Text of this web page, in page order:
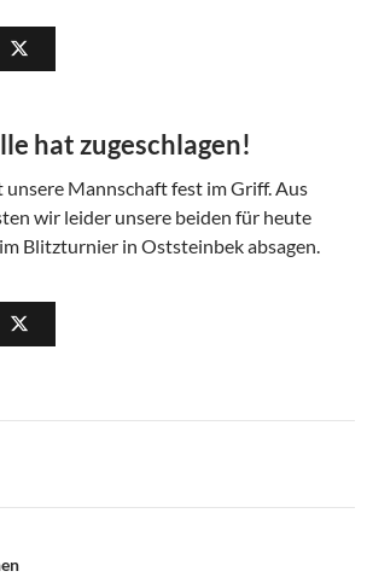
hat zugeschlagen!
Mannschaft fest im Griff. Aus
wir leider unsere beiden für heute
Blitzturnier in Oststeinbek absagen.